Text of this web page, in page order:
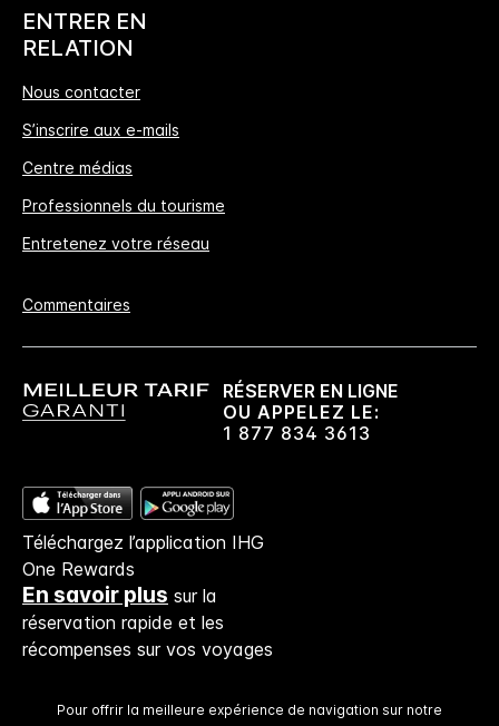
ENTRER EN
RELATION
Nous contacter
S’inscrire aux e-mails
Centre médias
Professionnels du tourisme
Entretenez votre réseau
Commentaires
RÉSERVER EN LIGNE
OU APPELEZ LE:
1 877 834 3613
Téléchargez l’application IHG
One Rewards
En savoir plus sur la
réservation rapide et les
récompenses sur vos voyages
MEILLEUR TARIF GARANTI
Nous vous promettons le prix le plus bas
et multiplierons les points IHG® One Rewards
offerts par 5, jusqu’à 40000-points au
maximum.
Votre chambre est garantie.
Pas de frais de réservation​!
facturés.
Votre vie privée est importante pour IHG, et
nous nous efforçons de la protéger. Tous les
renseignements personnels que vous donnez
sont cryptés et sécurisés.
Pour offrir la meilleure expérience de navigation sur notre